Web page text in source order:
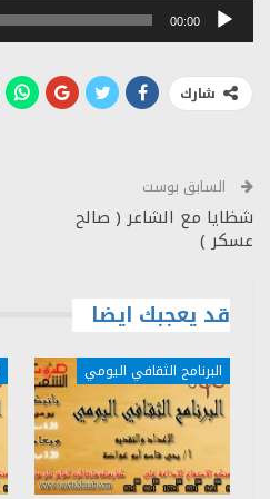
مشغل
00:00
شارك
السابق بوست
شظايا مع الشاعر ( صالح
عسكر )
قد يعجبك ايضا
البرنامج الثقافي اليومي